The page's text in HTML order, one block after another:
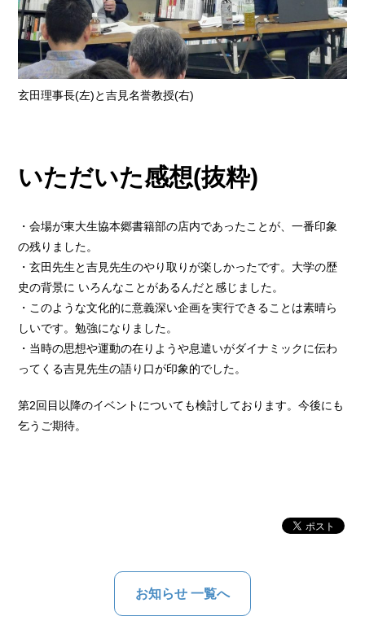
玄田理事長(左)と吉見名誉教授(右)
いただいた感想(抜粋)
・会場が東大生協本郷書籍部の店内であったことが、一番印象
の残りました。
・玄田先生と吉見先生のやり取りが楽しかったです。大学の歴
史の背景に いろんなことがあるんだと感じました。
・このような文化的に意義深い企画を実行できることは素晴ら
しいです。勉強になりました。
・当時の思想や運動の在りようや息遣いがダイナミックに伝わ
ってくる吉見先生の語り口が印象的でした。
第2回目以降のイベントについても検討しております。今後にも
乞うご期待。
お知らせ 一覧へ